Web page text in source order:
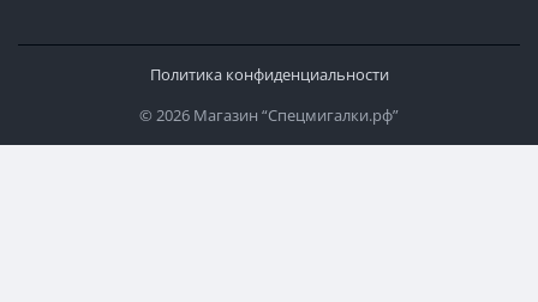
Политика конфиденциальности
© 2026 Магазин “Спецмигалки.рф”